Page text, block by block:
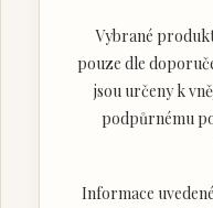
Vybrané
pouze dle
jsou určeny k
podpůrnému
Informace